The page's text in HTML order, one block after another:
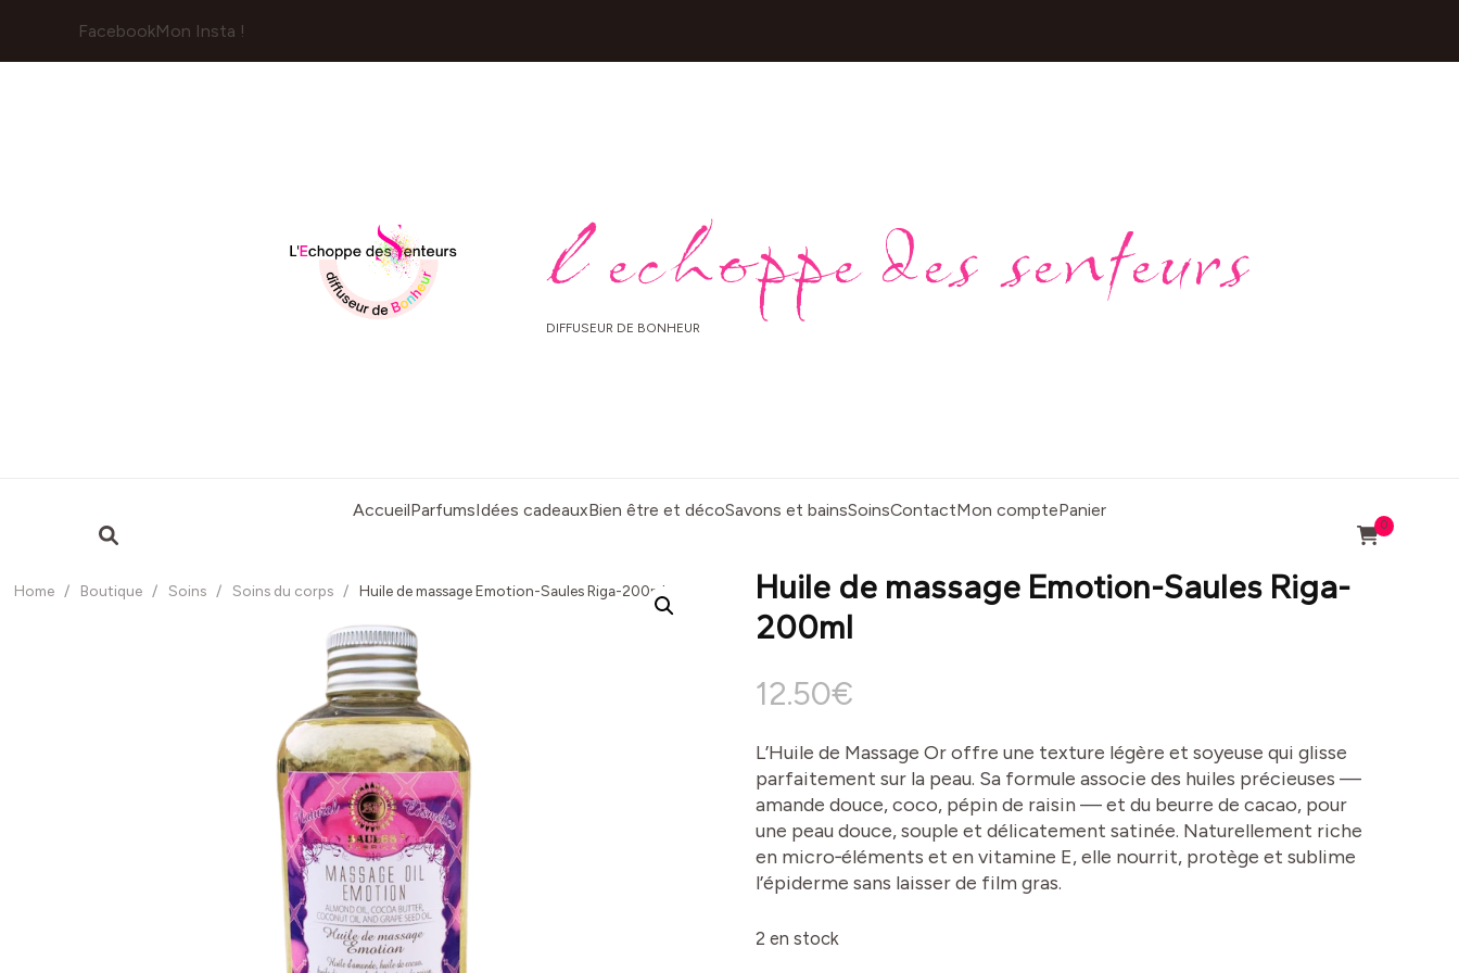
FacebookMon Insta !
l echoppe des senteurs
DIFFUSEUR DE BONHEUR
AccueilParfumsIdées cadeauxBien être et décoSavons et bainsSoinsContactMon comptePanier
0
Home / Boutique / Soins / Soins du corps / Huile de massage Emotion-Saules Riga-200ml
Huile de massage Emotion-Saules Riga-
200ml
12.50€
L’Huile de Massage Or offre une texture légère et soyeuse qui glisse
parfaitement sur la peau. Sa formule associe des huiles précieuses —
amande douce, coco, pépin de raisin — et du beurre de cacao, pour
une peau douce, souple et délicatement satinée. Naturellement riche
en micro‑éléments et en vitamine E, elle nourrit, protège et sublime
l’épiderme sans laisser de film gras.
2 en stock